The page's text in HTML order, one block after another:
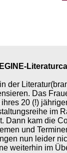
der
Das
20 (!)
im
Dann kam die
und
nun leider
weiterhin im